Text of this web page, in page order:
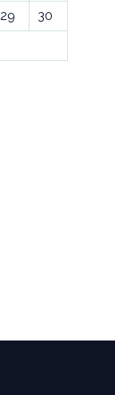
29
30